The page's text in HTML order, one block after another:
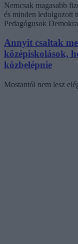
Nemcsak magasabb
és minden ledolgozott
Pedagógusok
Annyit csaltak
középiskolások,
közbelépnie
Mostantól nem lesz